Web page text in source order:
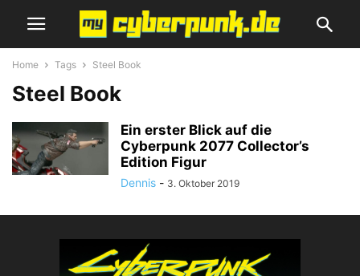
Home Tags Steel Book
Steel Book
Ein erster Blick auf die
Cyberpunk 2077 Collector’s
Edition Figur
Dennis - 3. Oktober 2019